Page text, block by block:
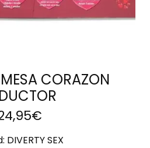
CORAZON
€
DIVERTY SEX